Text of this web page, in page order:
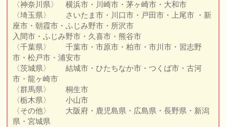
〈神奈川県〉 横浜市・川崎市・茅ヶ崎市・大和市
〈埼玉県〉 さいたま市・川口市・戸田市・上尾市 ・新
座市・朝霞市・ふじみ野市・所沢市
入間市・ふじみ野市・久喜市・熊谷市
〈千葉県〉 千葉市・市原市・柏市・市川市・習志野
市・松戸市・浦安市
〈茨城県〉 結城市・ひたちなか市・つくば市・古河
市・龍ヶ崎市
〈群馬県〉 桐生市
〈栃木県〉 小山市
〈その他〉 大阪府・鹿児島県・広島県・長野県・新潟
県・宮城県